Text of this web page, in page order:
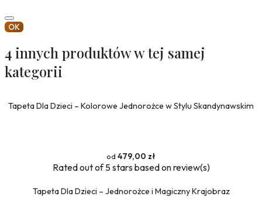
OK
4 innych produktów w tej samej
kategorii
Tapeta Dla Dzieci – Kolorowe Jednorożce w Stylu Skandynawskim
479,00 zł
Ratedout of 5 stars based onreview(s)
Tapeta Dla Dzieci – Jednorożce i Magiczny Krajobraz